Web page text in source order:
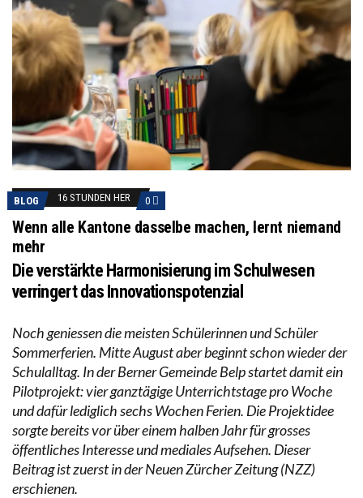
BLOG 16 STUNDEN HER 0
Wenn alle Kantone dasselbe machen, lernt niemand
mehr
Die verstärkte Harmonisierung im Schulwesen
verringert das Innovationspotenzial
Noch geniessen die meisten Schülerinnen und Schüler
Sommerferien. Mitte August aber beginnt schon wieder der
Schulalltag. In der Berner Gemeinde Belp startet damit ein
Pilotprojekt: vier ganztägige Unterrichtstage pro Woche
und dafür lediglich sechs Wochen Ferien. Die Projektidee
sorgte bereits vor über einem halben Jahr für grosses
öffentliches Interesse und mediales Aufsehen. Dieser
Beitrag ist zuerst in der Neuen Zürcher Zeitung (NZZ)
erschienen.